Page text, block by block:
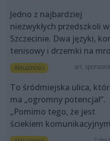
Jedno z najbardziej
niezwykłych przedszkoli w
Szczecinie. Dwa języki,
tenisowy i drzemki na
Aktualności art.
To śródmiejska ulica,
ma „ogromny potencjał”.
„Pomimo tego, że jest
ściekiem